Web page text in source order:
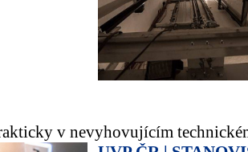
v nevyhovujícím